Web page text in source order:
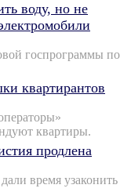
воду, но не
госпрограммы по
квартирантов
квартиры.
продлена
время узаконить